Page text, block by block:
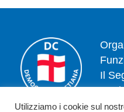
Il
Utilizziamo i cookie sul